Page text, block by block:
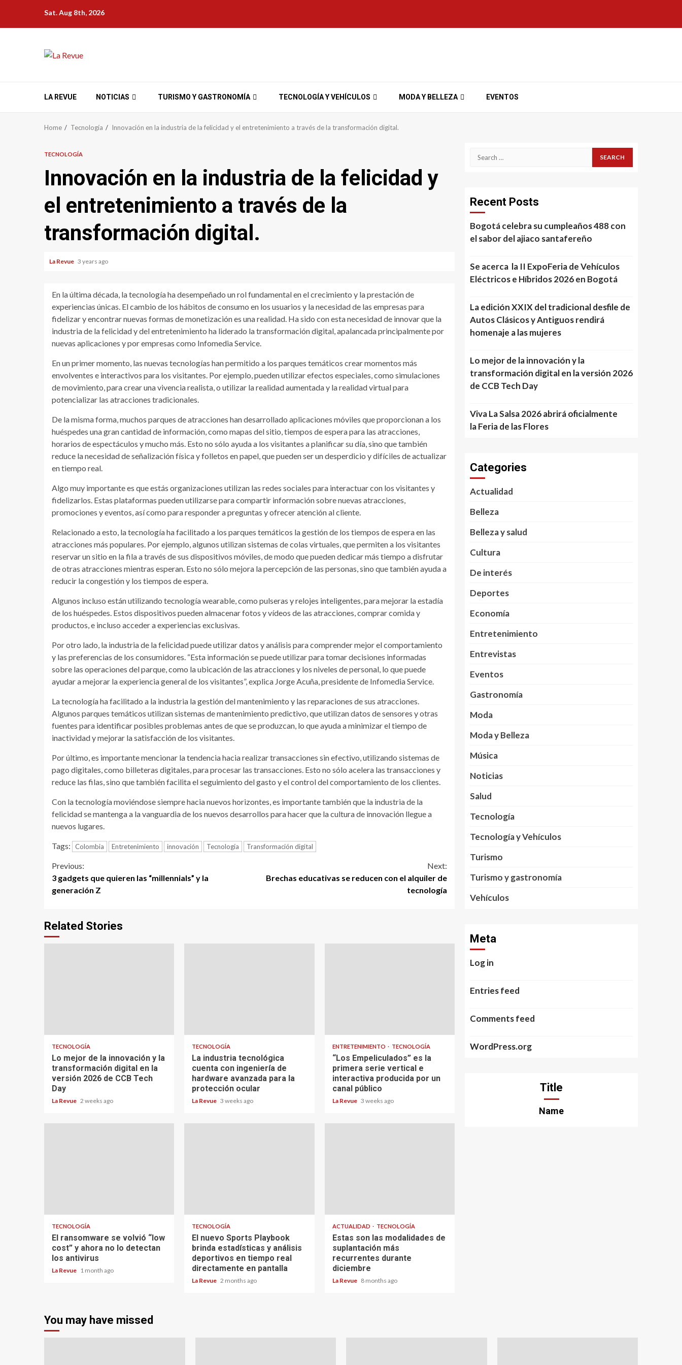
content
Sat. Aug 8th, 2026
LA REVUE NOTICIAS TURISMO Y GASTRONOMÍA TECNOLOGÍA Y VEHÍCULOS MODA Y BELLEZA EVENTOS
Home Tecnología Innovación en la industria de la felicidad y el entretenimiento a través de la transformación digital.
TECNOLOGÍA
Innovación en la industria de la felicidad y
el entretenimiento a través de la
transformación digital.
La Revue 3 years ago
En la última década, la tecnología ha desempeñado un rol fundamental en el crecimiento y la prestación de
experiencias únicas. El cambio de los hábitos de consumo en los usuarios y la necesidad de las empresas para
fidelizar y encontrar nuevas formas de monetización es una realidad. Ha sido con esta necesidad de innovar que la
industria de la felicidad y del entretenimiento ha liderado la transformación digital, apalancada principalmente por
nuevas aplicaciones y por empresas como Infomedia Service.
En un primer momento, las nuevas tecnologías han permitido a los parques temáticos crear momentos más
envolventes e interactivos para los visitantes. Por ejemplo, pueden utilizar efectos especiales, como simulaciones
de movimiento, para crear una vivencia realista, o utilizar la realidad aumentada y la realidad virtual para
potencializar las atracciones tradicionales.
De la misma forma, muchos parques de atracciones han desarrollado aplicaciones móviles que proporcionan a los
huéspedes una gran cantidad de información, como mapas del sitio, tiempos de espera para las atracciones,
horarios de espectáculos y mucho más. Esto no sólo ayuda a los visitantes a planificar su día, sino que también
reduce la necesidad de señalización física y folletos en papel, que pueden ser un desperdicio y difíciles de actualizar
en tiempo real.
Algo muy importante es que estás organizaciones utilizan las redes sociales para interactuar con los visitantes y
fidelizarlos. Estas plataformas pueden utilizarse para compartir información sobre nuevas atracciones,
promociones y eventos, así como para responder a preguntas y ofrecer atención al cliente.
Relacionado a esto, la tecnología ha facilitado a los parques temáticos la gestión de los tiempos de espera en las
atracciones más populares. Por ejemplo, algunos utilizan sistemas de colas virtuales, que permiten a los visitantes
reservar un sitio en la fila a través de sus dispositivos móviles, de modo que pueden dedicar más tiempo a disfrutar
de otras atracciones mientras esperan. Esto no sólo mejora la percepción de las personas, sino que también ayuda a
reducir la congestión y los tiempos de espera.
Algunos incluso están utilizando tecnología wearable, como pulseras y relojes inteligentes, para mejorar la estadía
de los huéspedes. Estos dispositivos pueden almacenar fotos y vídeos de las atracciones, comprar comida y
productos, e incluso acceder a experiencias exclusivas.
Por otro lado, la industria de la felicidad puede utilizar datos y análisis para comprender mejor el comportamiento
y las preferencias de los consumidores. “Esta información se puede utilizar para tomar decisiones informadas
sobre las operaciones del parque, como la ubicación de las atracciones y los niveles de personal, lo que puede
ayudar a mejorar la experiencia general de los visitantes”, explica Jorge Acuña, presidente de Infomedia Service.
La tecnología ha facilitado a la industria la gestión del mantenimiento y las reparaciones de sus atracciones.
Algunos parques temáticos utilizan sistemas de mantenimiento predictivo, que utilizan datos de sensores y otras
fuentes para identificar posibles problemas antes de que se produzcan, lo que ayuda a minimizar el tiempo de
inactividad y mejorar la satisfacción de los visitantes.
Por último, es importante mencionar la tendencia hacia realizar transacciones sin efectivo, utilizando sistemas de
pago digitales, como billeteras digitales, para procesar las transacciones. Esto no sólo acelera las transacciones y
reduce las filas, sino que también facilita el seguimiento del gasto y el control del comportamiento de los clientes.
Con la tecnología moviéndose siempre hacia nuevos horizontes, es importante también que la industria de la
felicidad se mantenga a la vanguardia de los nuevos desarrollos para hacer que la cultura de innovación llegue a
nuevos lugares.
Tags: Colombia Entretenimiento innovación Tecnología Transformación digital
Continue
Reading
Previous:
3 gadgets que quieren las “millennials” y la
generación Z
Next:
Brechas educativas se reducen con el alquiler de
tecnología
Related Stories
TECNOLOGÍA
Lo mejor de la innovación y la
transformación digital en la
versión 2026 de CCB Tech
Day
La Revue 2 weeks ago
TECNOLOGÍA
La industria tecnológica
cuenta con ingeniería de
hardware avanzada para la
protección ocular
La Revue 3 weeks ago
ENTRETENIMIENTO TECNOLOGÍA
“Los Empeliculados” es la
primera serie vertical e
interactiva producida por un
canal público
La Revue 3 weeks ago
TECNOLOGÍA
El ransomware se volvió “low
cost” y ahora no lo detectan
los antivirus
La Revue 1 month ago
TECNOLOGÍA
El nuevo Sports Playbook
brinda estadísticas y análisis
deportivos en tiempo real
directamente en pantalla
La Revue 2 months ago
ACTUALIDAD TECNOLOGÍA
Estas son las modalidades de
suplantación más
recurrentes durante
diciembre
La Revue 8 months ago
Search
Recent Posts
Bogotá celebra su cumpleaños 488 con
el sabor del ajiaco santafereño
Se acerca la II ExpoFeria de Vehículos
Eléctricos e Híbridos 2026 en Bogotá
La edición XXIX del tradicional desfile de
Autos Clásicos y Antiguos rendirá
homenaje a las mujeres
Lo mejor de la innovación y la
transformación digital en la versión 2026
de CCB Tech Day
Viva La Salsa 2026 abrirá oficialmente
la Feria de las Flores
Categories
Actualidad
Belleza
Belleza y salud
Cultura
De interés
Deportes
Economía
Entretenimiento
Entrevistas
Eventos
Gastronomía
Moda
Moda y Belleza
Música
Noticias
Salud
Tecnología
Tecnología y Vehículos
Turismo
Turismo y gastronomía
Vehículos
Meta
Log in
Entries feed
Comments feed
WordPress.org
Title
Name
You may have missed